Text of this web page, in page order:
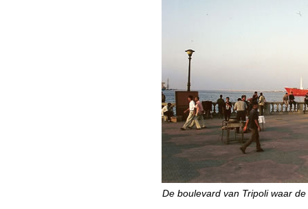
De boulevard van Tripoli waar